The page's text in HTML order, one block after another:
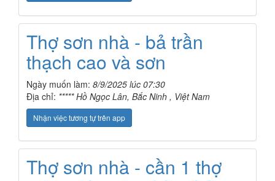
Thợ sơn nhà - bả trần
thạch cao và sơn
Ngày muốn làm: 8/9/2025 lúc 07:30
Địa chỉ: ***** Hồ Ngọc Lân, Bắc Ninh , Việt Nam
Nhận việc tương tự trên app
Thợ sơn nhà - cần 1 thợ